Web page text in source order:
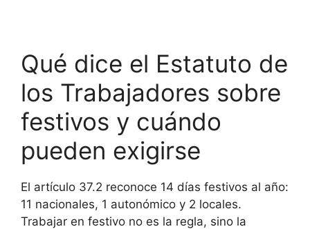
Qué dice el Estatuto de
los Trabajadores sobre
festivos y cuándo
pueden exigirse
El artículo 37.2 reconoce 14 días festivos al año:
11 nacionales, 1 autonómico y 2 locales.
Trabajar en festivo no es la regla, sino la